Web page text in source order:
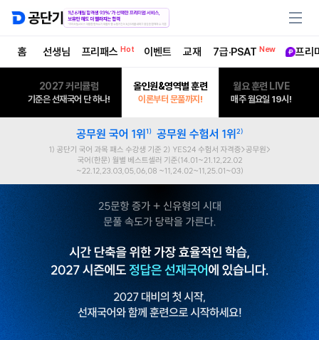
홈 선생님 프리패스 Hot 이벤트 교재 7급·PSAT New 프리
2027 커리큘럼
기준은 선재국어 단 하나!
올인원&영역별 훈련
이론부터 문풀까지!
월요 훈련 LIVE
매주 월요일 19시!